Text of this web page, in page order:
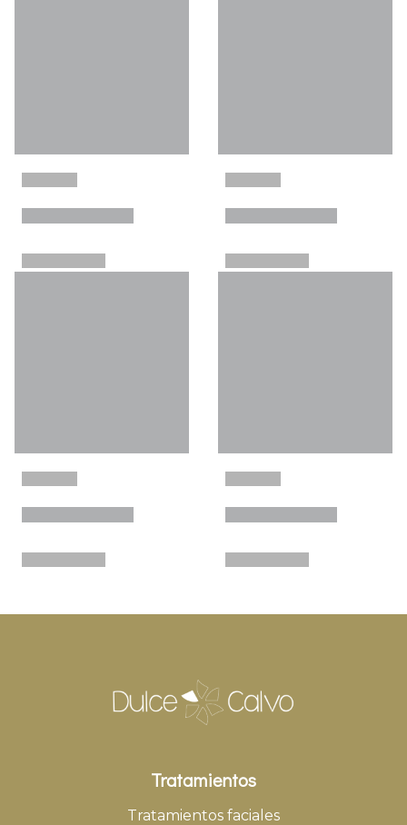
Tratamientos
Tratamientos faciales